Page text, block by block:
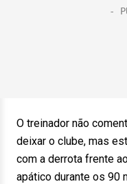
O treinador não
deixar o clube, mas
com a derrota frente
apático durante os 90